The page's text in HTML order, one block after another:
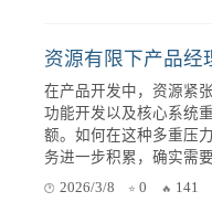
遗留代码是许多软件团
身、难以维护、潜在缺
如SonarQube，正是我
助我们系统性地发现问
2025/11/13 0 207
重构